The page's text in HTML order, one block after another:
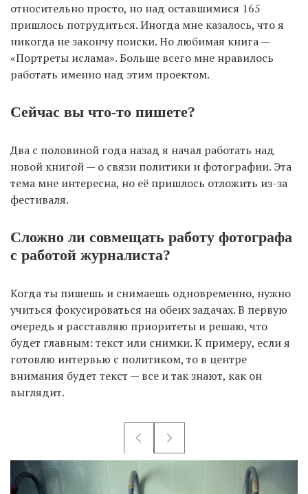
относительно просто, но над оставшимися 165
пришлось потрудиться. Иногда мне казалось, что я
никогда не закончу поиски. Но любимая книга —
«Портреты ислама». Больше всего мне нравилось
работать именно над этим проектом.
Сейчас вы что-то пишете?
Два с половиной года назад я начал работать над
новой книгой — о связи политики и фотографии. Эта
тема мне интересна, но её пришлось отложить из-за
фестиваля.
Сложно ли совмещать работу фотографа
с работой журналиста?
Когда ты пишешь и снимаешь одновременно, нужно
учиться фокусироваться на обеих задачах. В первую
очередь я расставляю приоритеты и решаю, что
будет главным: текст или снимки. К примеру, если я
готовлю интервью с политиком, то в центре
внимания будет текст — все и так знают, как он
выглядит.